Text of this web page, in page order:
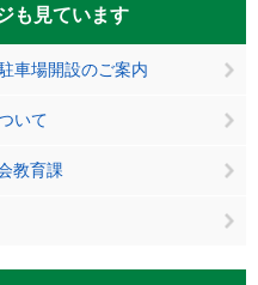
も見ています
車場開設のご案内
いて
教育課